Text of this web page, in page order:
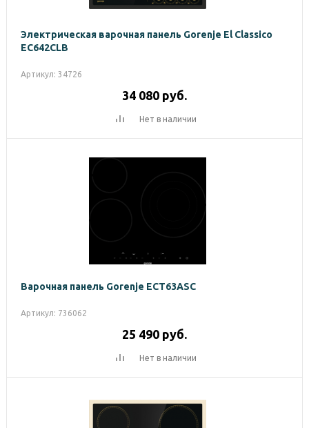
Электрическая варочная панель Gorenje El Classico
EC642CLB
Артикул: 34726
34 080 руб.
Нет в наличии
Варочная панель Gorenje ECT63ASC
Артикул: 736062
25 490 руб.
Нет в наличии